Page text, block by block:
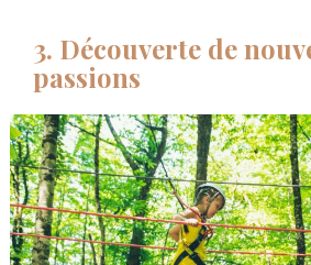
3. Découverte de
passions